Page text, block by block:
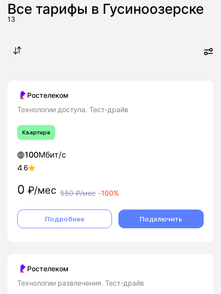
Все тарифы в Гусиноозерске
13
Ростелеком
Технологии доступа. Тест-драйв
Квартира
100Мбит/с
4.6
0 ₽/мес 550₽/мес -100%
Подробнее Подключить
Ростелеком
Технологии развлечения. Тест-драйв